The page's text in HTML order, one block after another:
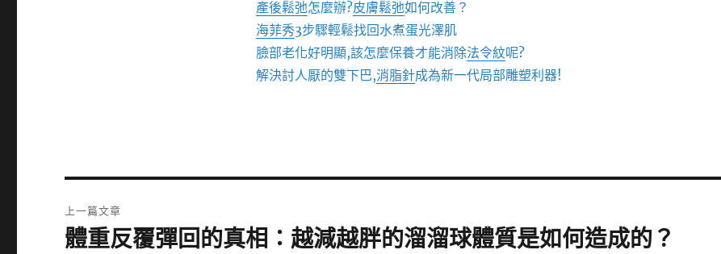
產後鬆弛怎麼辦?皮膚鬆弛如何改善？
海菲秀3步驟輕鬆找回水煮蛋光澤肌
臉部老化好明顯,該怎麼保養才能消除法令紋呢?
解決討人厭的雙下巴,消脂針成為新一代局部雕塑利器!
章
上一篇文章
上
體重反覆彈回的真相：越減越胖的溜溜球體質是如何造成的？